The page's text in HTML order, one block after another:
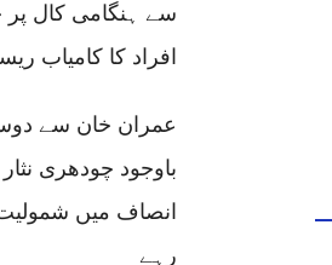
افراد کا کامیاب
عمران خان سے
باوجود چودھری
انصاف میں
رہے